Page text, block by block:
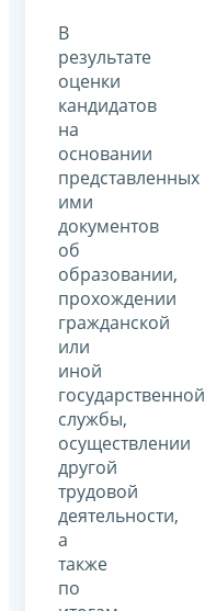
В
результате
оценки
кандидатов
на
основании
представленных
ими
документов
об
образовании,
прохождении
гражданской
или
иной
государственной
службы,
осуществлении
другой
трудовой
деятельности,
а
также
по